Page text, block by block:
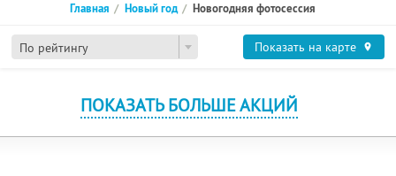
По рейтингу
Главная Новый год Новогодняя фотосессия
Показать на карте
ПОКАЗАТЬ БОЛЬШЕ АКЦИЙ